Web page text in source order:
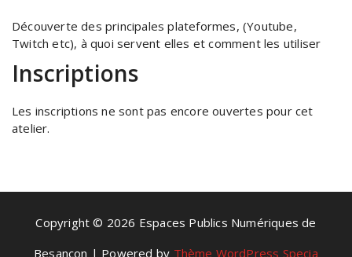
Découverte des principales plateformes, (Youtube,
Twitch etc), à quoi servent elles et comment les utiliser
Inscriptions
Les inscriptions ne sont pas encore ouvertes pour cet
atelier.
Copyright © 2026 Espaces Publics Numériques de
Besançon | Powered by Thème WordPress Specia